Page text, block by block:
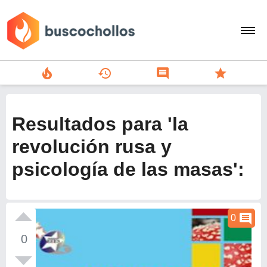
search
add
Menu
local_fire_department history comment star
Resultados para 'la
revolución rusa y
psicología de las masas':
0
0 comment